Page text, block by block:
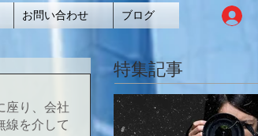
お問い合わせ ブログ
座り、会社
線を介して
特集記事